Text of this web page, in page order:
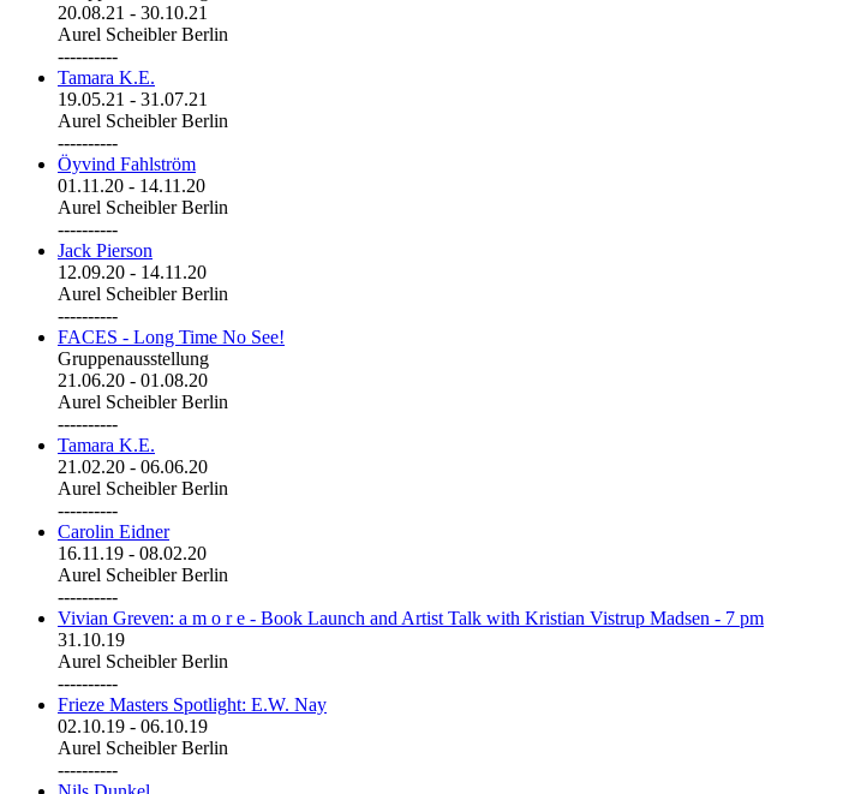
20.08.21 - 30.10.21
Aurel Scheibler Berlin
----------
Tamara K.E.
19.05.21 - 31.07.21
Aurel Scheibler Berlin
----------
Öyvind Fahlström
01.11.20 - 14.11.20
Aurel Scheibler Berlin
----------
Jack Pierson
12.09.20 - 14.11.20
Aurel Scheibler Berlin
----------
FACES - Long Time No See!
Gruppenausstellung
21.06.20 - 01.08.20
Aurel Scheibler Berlin
----------
Tamara K.E.
21.02.20 - 06.06.20
Aurel Scheibler Berlin
----------
Carolin Eidner
16.11.19 - 08.02.20
Aurel Scheibler Berlin
----------
Vivian Greven: a m o r e - Book Launch and Artist Talk with Kristian Vistrup Madsen - 7 pm
31.10.19
Aurel Scheibler Berlin
----------
Frieze Masters Spotlight: E.W. Nay
02.10.19 - 06.10.19
Aurel Scheibler Berlin
----------